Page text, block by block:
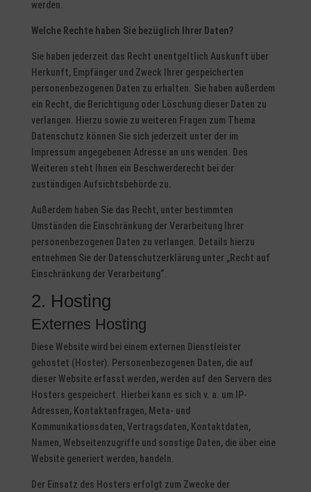
werden.
Welche Rechte haben Sie bezüglich Ihrer Daten?
Sie haben jederzeit das Recht unentgeltlich Auskunft über
Herkunft, Empfänger und Zweck Ihrer gespeicherten
personenbezogenen Daten zu erhalten. Sie haben außerdem
ein Recht, die Berichtigung oder Löschung dieser Daten zu
verlangen. Hierzu sowie zu weiteren Fragen zum Thema
Datenschutz können Sie sich jederzeit unter der im
Impressum angegebenen Adresse an uns wenden. Des
Weiteren steht Ihnen ein Beschwerderecht bei der
zuständigen Aufsichtsbehörde zu.
Außerdem haben Sie das Recht, unter bestimmten
Umständen die Einschränkung der Verarbeitung Ihrer
personenbezogenen Daten zu verlangen. Details hierzu
entnehmen Sie der Datenschutzerklärung unter „Recht auf
Einschränkung der Verarbeitung“.
2. Hosting
Externes Hosting
Diese Website wird bei einem externen Dienstleister
gehostet (Hoster). Personenbezogenen Daten, die auf
dieser Website erfasst werden, werden auf den Servern des
Hosters gespeichert. Hierbei kann es sich v. a. um IP-
Adressen, Kontaktanfragen, Meta- und
Kommunikationsdaten, Vertragsdaten, Kontaktdaten,
Namen, Webseitenzugriffe und sonstige Daten, die über eine
Website generiert werden, handeln.
Der Einsatz des Hosters erfolgt zum Zwecke der